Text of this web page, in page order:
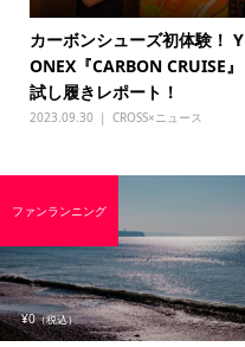
カーボンシューズ初体験！ Y
ONEX『CARBON CRUISE』
試し履きレポート！
2023.09.30 CROSS×ニュース
¥0（税込）
ファンランニング